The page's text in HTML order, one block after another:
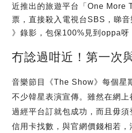
近推出的旅遊平台「One More
票，直接殺入電視台SBS，睇
》錄影，包保100%見到oppa呀
冇諗過咁近！第一次
音樂節目《The Show》每個星
不少韓星表演宣傳。雖然在網上
過經平台訂就包成功，而且毋須
信用卡找數，與官網價錢相若，